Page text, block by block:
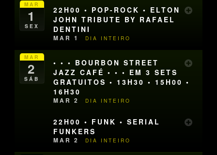
MAR
1
SEX
22H00 • POP-ROCK • ELTON
JOHN TRIBUTE BY RAFAEL
DENTINI
MAR 1 DIA INTEIRO
MAR
2
SÁB
• • • BOURBON STREET
JAZZ CAFÉ • • • EM 3 SETS
GRATUITOS • 13H30 • 15H00 •
16H30
MAR 2 DIA INTEIRO
22H00 • FUNK • SERIAL
FUNKERS
MAR 2 DIA INTEIRO